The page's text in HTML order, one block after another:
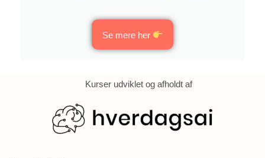
Se mere her
Kurser udviklet og afholdt af